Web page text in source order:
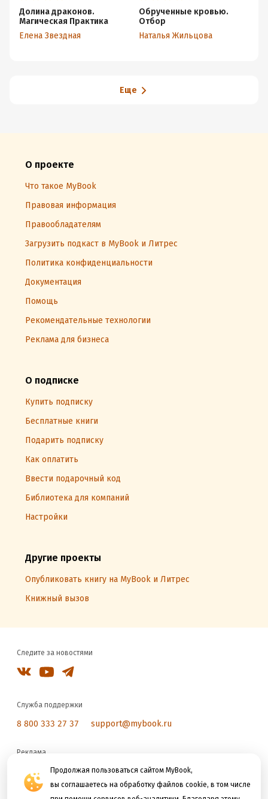
Продолжая пользоваться сайтом MyBook,
вы соглашаетесь на обработку файлов cookie, в том числе
Долина драконов.
Магическая Практика
Елена Звездная
Обрученные кровью.
Отбор
Наталья Жильцова
Еще
О проекте
Что такое MyBook
Правовая информация
Правообладателям
Загрузить подкаст в MyBook и Литрес
Политика конфиденциальности
Документация
Помощь
Рекомендательные технологии
Реклама для бизнеса
О подписке
Купить подписку
Бесплатные книги
Подарить подписку
Как оплатить
Ввести подарочный код
Библиотека для компаний
Настройки
Другие проекты
Опубликовать книгу на MyBook и Литрес
Книжный вызов
Следите за новостями
Служба поддержки
8 800 333 27 37 support@mybook.ru
Реклама
reklama@litres.ru